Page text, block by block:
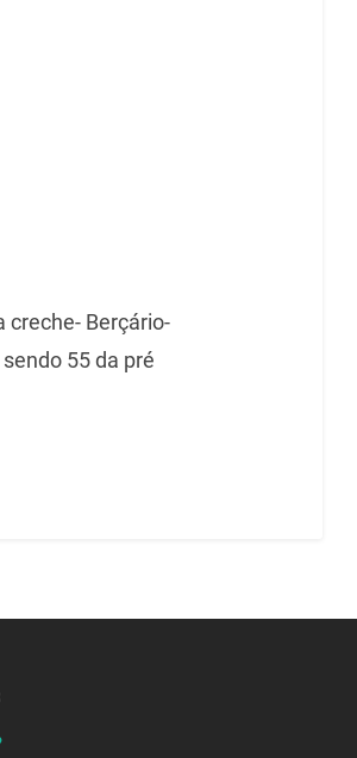
creche- Berçário-
55 da pré